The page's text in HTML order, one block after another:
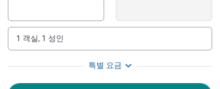
요.
1 객실, 1 성인
특별 요금